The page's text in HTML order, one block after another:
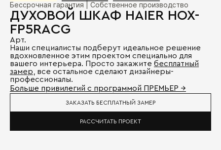
Бессрочная гарантия | Собственное производство
ДУХОВОЙ ШКАФ HAIER HOX-
FP5RACG
Арт.
Наши специалисты подберут идеальное решение
вдохновленное этим проектом специально для
вашего интерьера. Просто закажите бесплатный
замер , все остальное сделают дизайнеры-
профессионалы.
Больше привилегий с программой ПРЕМЬЕР →
ЗАКАЗАТЬ БЕСПЛАТНЫЙ ЗАМЕР
РАССЧИТАТЬ ПРОЕКТ